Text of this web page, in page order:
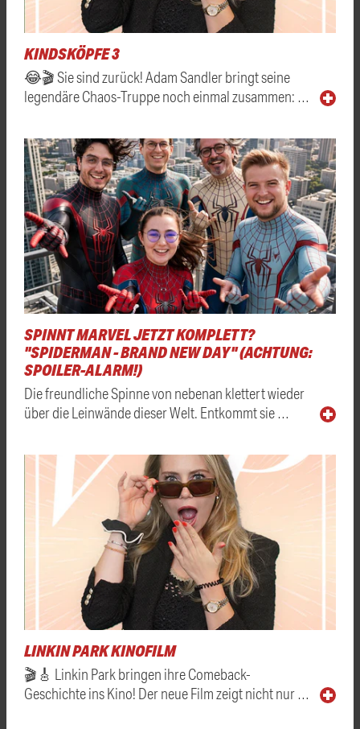
KINDSKÖPFE 3
😂🎬 Sie sind zurück! Adam Sandler bringt seine
legendäre Chaos-Truppe noch einmal zusammen: …
SPINNT MARVEL JETZT KOMPLETT?
"SPIDERMAN - BRAND NEW DAY" (ACHTUNG:
SPOILER-ALARM!)
Die freundliche Spinne von nebenan klettert wieder
über die Leinwände dieser Welt. Entkommt sie …
LINKIN PARK KINOFILM
🎬🎸 Linkin Park bringen ihre Comeback-
Geschichte ins Kino! Der neue Film zeigt nicht nur …